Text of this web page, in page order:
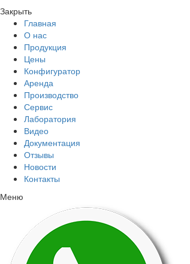
Закрыть
Главная
О нас
Продукция
Цены
Конфигуратор
Аренда
Производство
Сервис
Лаборатория
Видео
Документация
Отзывы
Новости
Контакты
Меню